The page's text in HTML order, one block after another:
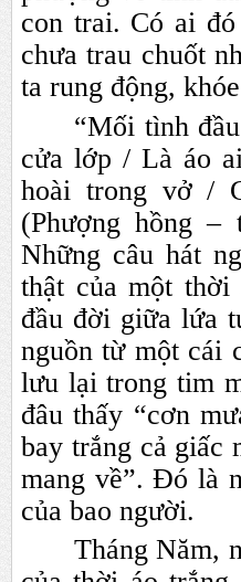
con trai. Có ai
chưa trau chuốt
ta rung động,
“Mối tình
cửa lớp / Là áo
hoài trong vở /
(Phượng hồng
Những câu hát
thật của một thời
đầu đời giữa lứa
nguồn từ một cái
lưu lại trong tim
đâu thấy “cơn
bay trắng cả giấc
mang về”. Đó là
của bao người.
Tháng Năm,